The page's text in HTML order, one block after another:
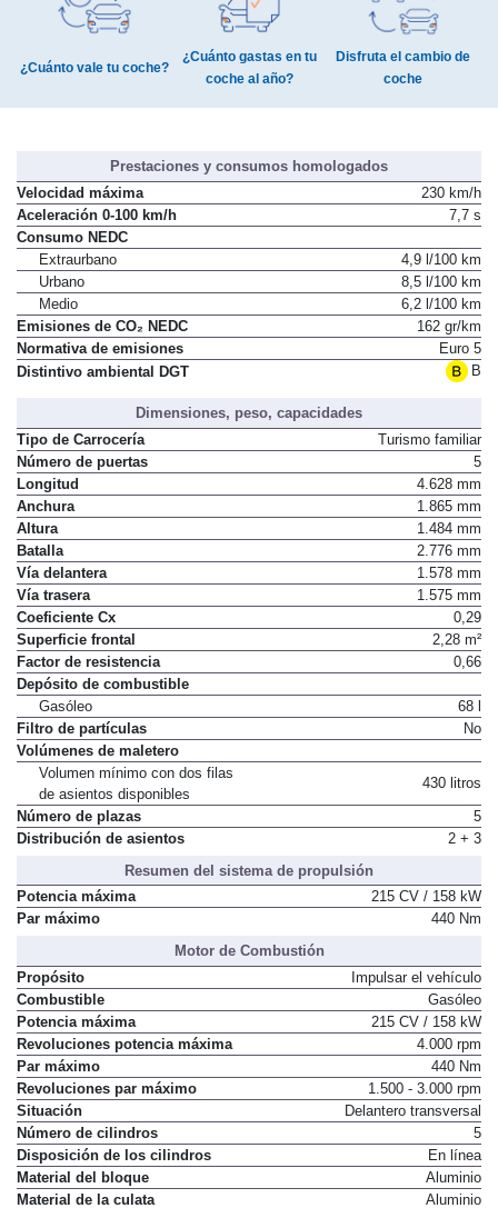
¿Cuánto gastas en tu
Disfruta el cambio de
Prestaciones y consumos homologados
Velocidad máxima
230 km/h
Aceleración 0-100 km/h
Consumo NEDC
Extraurbano
4,9 l/100 km
Urbano
8,5 l/100 km
Medio
6,2 l/100 km
Emisiones de CO₂ NEDC
162 gr/km
Normativa de emisiones
Euro 5
Dimensiones, peso, capacidades
Tipo de Carrocería
Turismo familiar
Número de puertas
5
Longitud
4.628 mm
Anchura
1.865 mm
Altura
1.484 mm
Batalla
2.776 mm
Vía delantera
1.578 mm
Vía trasera
1.575 mm
Coeficiente Cx
0,29
Superficie frontal
2,28 m²
Factor de resistencia
Depósito de combustible
Gasóleo
68 l
Filtro de partículas
Volúmenes de maletero
Volumen mínimo con dos filas
de asientos disponibles
Número de plazas
5
Resumen del sistema de propulsión
Potencia máxima
215 CV / 158 kW
Motor de Combustión
Propósito
Impulsar el vehículo
Combustible
Gasóleo
Potencia máxima
215 CV / 158 kW
Revoluciones potencia máxima
4.000 rpm
Par máximo
440 Nm
Revoluciones par máximo
1.500 - 3.000 rpm
Situación
Delantero transversal
Número de cilindros
5
Disposición de los cilindros
En línea
Material del bloque
Aluminio